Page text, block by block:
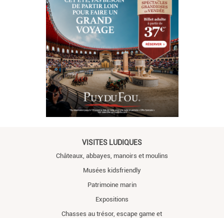
VISITES LUDIQUES
Châteaux, abbayes, manoirs et moulins
Musées kidsfriendly
Patrimoine marin
Expositions
Chasses au trésor, escape game et